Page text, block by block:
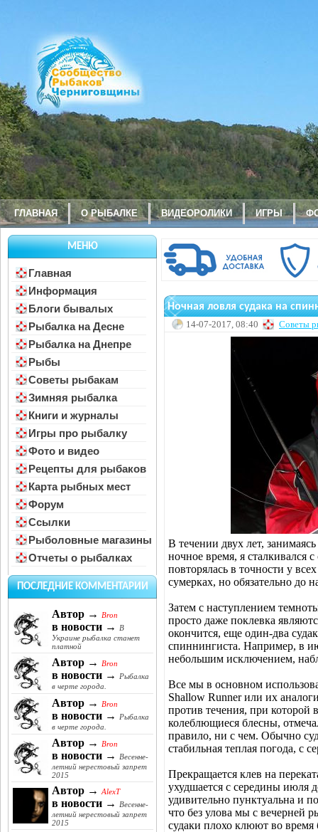
ГЛАВНАЯ О РЫБАЛКЕ ВИДЕОРОЛИКИ ИГРЫ
МЕНЮ
Главная
Информация
Блоги бывалых
Рыбалка на Десне
Рыбалка на Днепре
Рыбы
Советы рыбакам
Зимняя рыбалка
Книги и журналы
Игры про рыбалку
Фото и видео
Рецепты для рыбаков
Карта рыбных мест
Форум
Ссылки
Рыболовные магазины
Отчеты о рыбалках
ПОСЛЕДНИЕ КОММЕНТАРИИ
Автор → Bron
в новости →
В
Украине рыбалка станет
платной
Автор → Bron
в новости →
Рыбалка
в черте города.
Автор → Bron
в новости →
Рыбалка
в черте города.
Автор → Bron
в новости →
Весенне-
летний нерестовый запрет
2015
Автор → AlexT
в новости →
Весенне-
летний нерестовый запрет
2015
Ночная ловля судака на
14-07-2017, 08:40 Советы
В течении двух лет,
ночное время, я сталкивался
повторялась в точности у
сумерках, но обязательно до
Затем с наступлением
просто даже поклевка
окончится, еще один-два
спиннингиста. Например, в
небольшим исключением,
Все мы в основном
Shallow Runner или их
против течения, при
колеблющиеся блесны,
правило, ни с чем. Обычно
стабильная теплая погода, с
Прекращается клев на
ухудшается с середины июля
удивительно пунктуальна и
что без улова мы с вечерней
судаки плохо клюют во время